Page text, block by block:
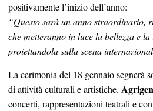
positivamente l’inizio dell’anno:
“Questo sarà un anno straordinario,
che metteranno in luce la bellezza e
proiettandola sulla scena
La cerimonia del 18 gennaio segnerà
di attività culturali e artistiche.
concerti, rappresentazioni teatrali e